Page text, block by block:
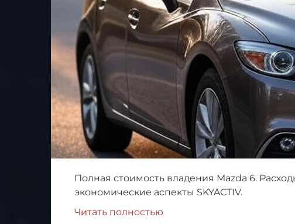
Полная стоимость владения Mazda 6.
экономические аспекты SKYACTIV.
Читать полностью